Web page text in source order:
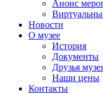
Анонс
Новости
О музее
История
Документы
Друзья
Наши цены
Контакты